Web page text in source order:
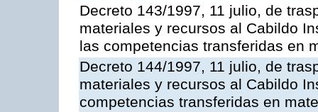
Decreto 143/1997, 11 julio, de
materiales y recursos al Cabildo
las competencias transferidas en
Decreto 144/1997, 11 julio, de
materiales y recursos al Cabildo
competencias transferidas en